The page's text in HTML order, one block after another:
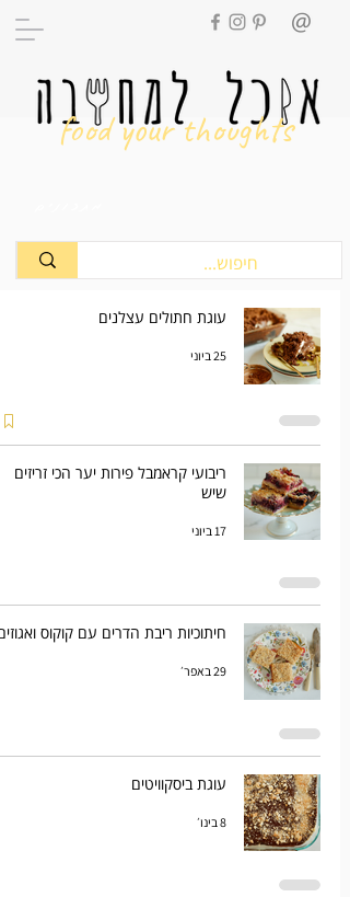
food your thoughts
עוגת חתולים עצלנים
25 ביוני
ריבועי קראמבל פירות יער הכי זריזים
שיש
17 ביוני
חיתוכיות ריבת הדרים עם קוקוס
29 באפר׳
עוגת ביסקוויטים
8 בינו׳